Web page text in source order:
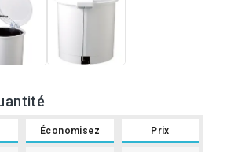
Économisez Prix